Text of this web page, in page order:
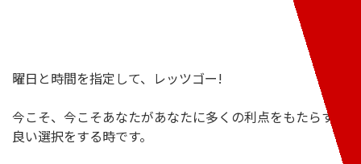
曜日と時間を指定して、レッツゴー!
今こそ、今こそあなたがあなたに多くの利点をもたらす
良い選択をする時です。